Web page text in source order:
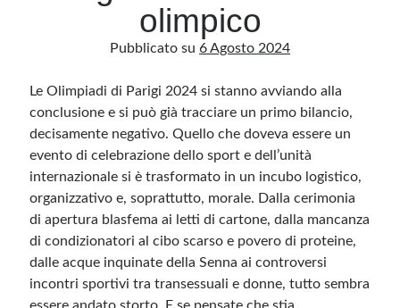
Categorie
Questo blog non rappresenta una testata giornalistica, in quanto viene aggiornato
senza alcuna periodicità. Non può pertanto considerarsi un prodotto editoriale ai
sensi della legge n· 62 del 7.03.2001. L’autore non è responsabile di quanto
pubblicato dai lettori nei commenti ai vari post. Saranno comunque cancellati quelli
ritenuti offensivi o lesivi dell’immagine o dell’onorabilità di terzi, di genere spam,
olimpico
Pubblicato su 6 Agosto 2024
Le Olimpiadi di Parigi 2024 si stanno avviando alla
conclusione e si può già tracciare un primo bilancio,
decisamente negativo. Quello che doveva essere un
evento di celebrazione dello sport e dell’unità
internazionale si è trasformato in un incubo logistico,
organizzativo e, soprattutto, morale. Dalla cerimonia
di apertura blasfema ai letti di cartone, dalla mancanza
di condizionatori al cibo scarso e povero di proteine,
dalle acque inquinate della Senna ai controversi
incontri sportivi tra transessuali e donne, tutto sembra